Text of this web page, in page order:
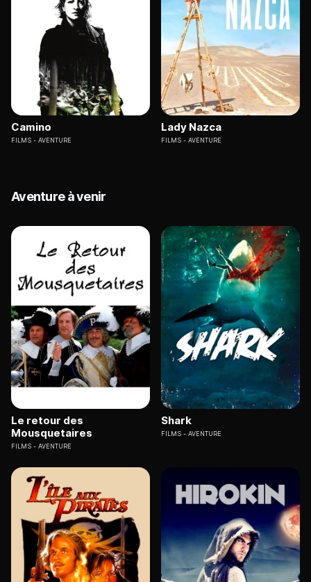
Camino
FILMS AVENTURE
Lady Nazca
FILMS AVENTURE
Aventure à venir
Le retour des
Mousquetaires
FILMS AVENTURE
Shark
FILMS AVENTURE